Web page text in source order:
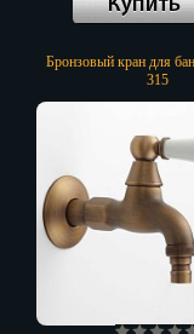
Бронзовый кран для
315